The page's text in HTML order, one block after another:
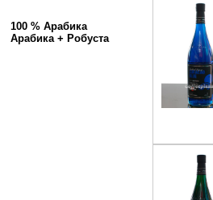
100 % Арабика
Арабика + Робуста